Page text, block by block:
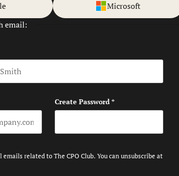
Microsoft
email:
Create Password*
related to The CPO Club. You can unsubscribe at